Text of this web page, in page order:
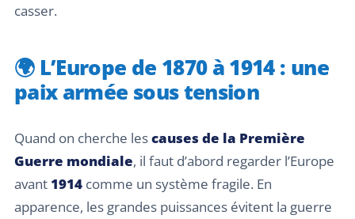
casser.
🌍 L’Europe de 1870 à 1914 : une
paix armée sous tension
Quand on cherche lescauses de la Première
Guerre mondiale, il faut d’abord regarder l’Europe
avant 1914 comme un système fragile. En
apparence, les grandes puissances évitent la guerre